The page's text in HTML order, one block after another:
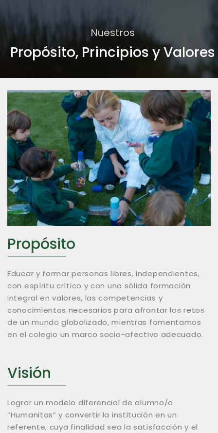
Nuestros
Propósito, Principios y Valores​
Propósito
Educar y formar personas libres, independientes,
con espíritu crítico y con una sólida formación
integral en valores, las competencias y
conocimientos necesarios para afrontar los retos
de un mundo globalizado, mientras fomentamos
en el colegio un marco socio-afectivo adecuado.
Visión
Lograr un modelo diferencial de alumno/a
“Humanitas” y convertir la institución en un
referente, cuya finalidad sea la satisfacción y el